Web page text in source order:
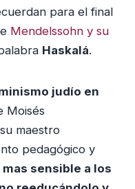
para el final
Mendelssohn y su
Haskalá.
judío en
Moisés
maestro
pedagógico y
sensible a los